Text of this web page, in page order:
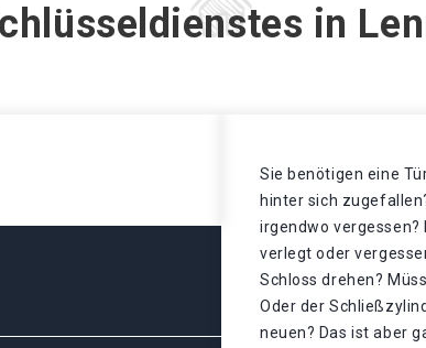
in
Sie benötigen eine
hinter sich
irgendwo vergessen?
verlegt oder
Schloss drehen?
Oder der
neuen? Das ist aber